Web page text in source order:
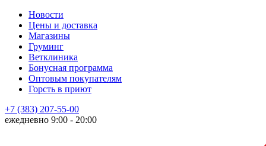
Новости
Цены и доставка
Магазины
Груминг
Ветклиника
Бонусная программа
Оптовым покупателям
Горсть в приют
+7 (383) 207-55-00
ежедневно 9:00 - 20:00